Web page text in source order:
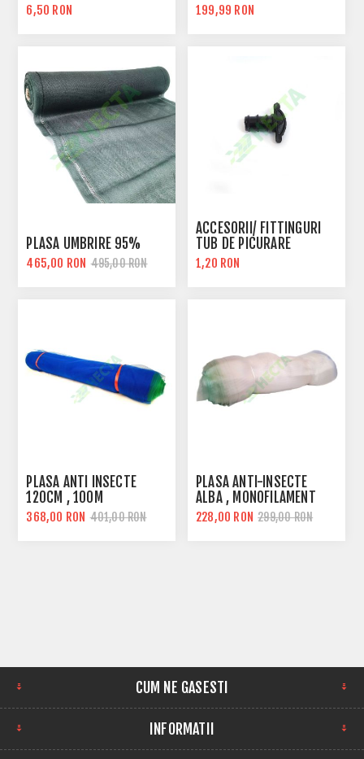
6,50 RON 199,99 RON
PLASA UMBRIRE 95%
465,00 RON 495,00 RON
ACCESORII/ FITTINGURI
TUB DE PICURARE
1,20 RON
PLASA ANTI INSECTE
120CM , 100M
368,00 RON 401,00 RON
PLASA ANTI-INSECTE
ALBA , MONOFILAMENT
228,00 RON 299,00 RON
CUM NE GASESTI
INFORMATII